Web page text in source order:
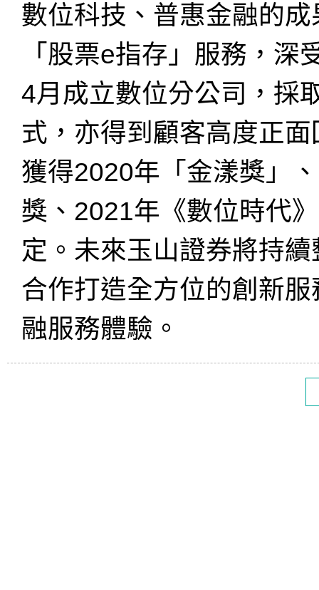
數位科技、普惠金融的
「股票e指存」服務，
4月成立數位分公司，採
式，亦得到顧客高度正
獲得2020年「金漾獎」
獎、2021年《數位時代
定。未來玉山證券將持
合作打造全方位的創新
融服務體驗。